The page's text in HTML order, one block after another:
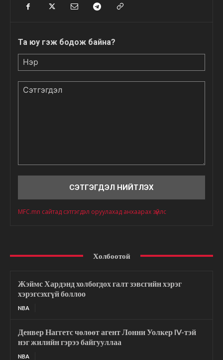
Та юу гэж бодож байна?
MFC.mn сайтад сэтгэгдэл оруулахад анхаарах зүйлс
Холбоотой
Жэймс Хардэнд холбогдох галт зэвсгийн хэрэг
хэрэгсэхгүй боллоо
NBA
Денвер Наггетс чөлөөт агент Лонни Уолкер IV-тэй
нэг жилийн гэрээ байгууллаа
NBA